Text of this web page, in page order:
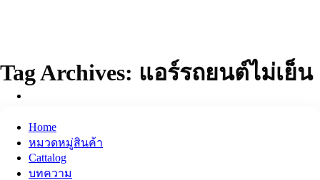
Home
หมวดหมู่สินค้า
Cattalog
บทความ
Tag Archives: แอร์รถยนต์ไม่เย็น